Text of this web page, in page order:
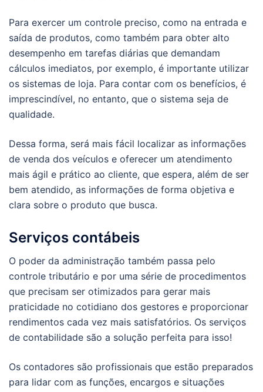
Para exercer um controle preciso, como na entrada e
saída de produtos, como também para obter alto
desempenho em tarefas diárias que demandam
cálculos imediatos, por exemplo, é importante utilizar
os sistemas de loja. Para contar com os benefícios, é
imprescindível, no entanto, que o sistema seja de
qualidade.
Dessa forma, será mais fácil localizar as informações
de venda dos veículos e oferecer um atendimento
mais ágil e prático ao cliente, que espera, além de ser
bem atendido, as informações de forma objetiva e
clara sobre o produto que busca.
Serviços contábeis
O poder da administração também passa pelo
controle tributário e por uma série de procedimentos
que precisam ser otimizados para gerar mais
praticidade no cotidiano dos gestores e proporcionar
rendimentos cada vez mais satisfatórios. Os serviços
de contabilidade são a solução perfeita para isso!
Os contadores são profissionais que estão preparados
para lidar com as funções, encargos e situações